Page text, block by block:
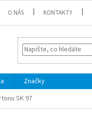
O NÁS KONTAKTY
Značky
SK 97